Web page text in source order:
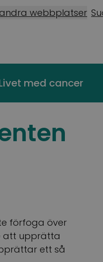
webbplatser
med cancer
förfoga över
att upprätta
ett så